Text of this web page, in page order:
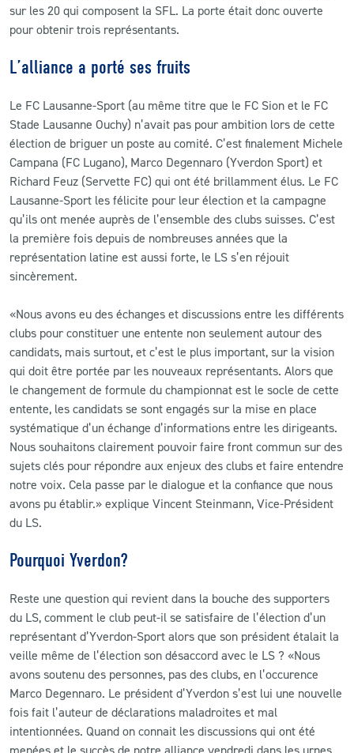
sur les 20 qui composent la SFL. La porte était donc ouverte
pour obtenir trois représentants.
L’alliance a porté ses fruits
Le FC Lausanne-Sport (au même titre que le FC Sion et le FC
Stade Lausanne Ouchy) n’avait pas pour ambition lors de cette
élection de briguer un poste au comité. C’est finalement Michele
Campana (FC Lugano), Marco Degennaro (Yverdon Sport) et
Richard Feuz (Servette FC) qui ont été brillamment élus. Le FC
Lausanne-Sport les félicite pour leur élection et la campagne
qu’ils ont menée auprès de l’ensemble des clubs suisses. C’est
la première fois depuis de nombreuses années que la
représentation latine est aussi forte, le LS s’en réjouit
sincèrement.
«Nous avons eu des échanges et discussions entre les différents
clubs pour constituer une entente non seulement autour des
candidats, mais surtout, et c’est le plus important, sur la vision
qui doit être portée par les nouveaux représentants. Alors que
le changement de formule du championnat est le socle de cette
entente, les candidats se sont engagés sur la mise en place
systématique d’un échange d’informations entre les dirigeants.
Nous souhaitons clairement pouvoir faire front commun sur des
sujets clés pour répondre aux enjeux des clubs et faire entendre
notre voix. Cela passe par le dialogue et la confiance que nous
avons pu établir.» explique Vincent Steinmann, Vice-Président
du LS.
Pourquoi Yverdon?
Reste une question qui revient dans la bouche des supporters
du LS, comment le club peut-il se satisfaire de l’élection d’un
représentant d’Yverdon-Sport alors que son président étalait la
veille même de l’élection son désaccord avec le LS ? «Nous
avons soutenu des personnes, pas des clubs, en l’occurence
Marco Degennaro. Le président d’Yverdon s’est lui une nouvelle
fois fait l’auteur de déclarations maladroites et mal
intentionnées. Quand on connait les discussions qui ont été
menées et le succès de notre alliance vendredi dans les urnes,